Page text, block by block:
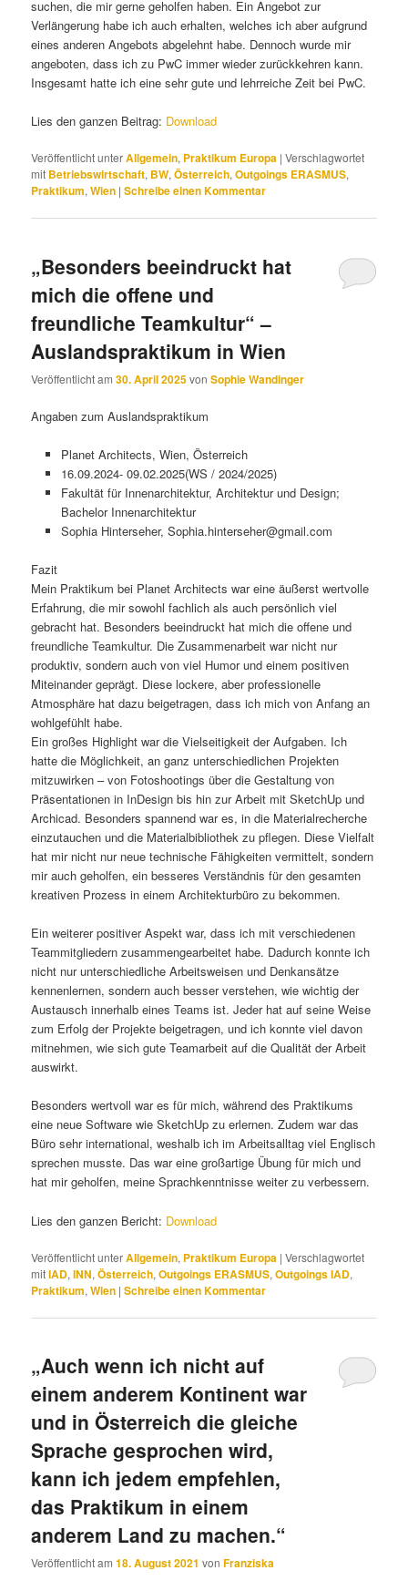
suchen, die mir gerne geholfen haben. Ein Angebot zur
Verlängerung habe ich auch erhalten, welches ich aber aufgrund
eines anderen Angebots abgelehnt habe. Dennoch wurde mir
angeboten, dass ich zu PwC immer wieder zurückkehren kann.
Insgesamt hatte ich eine sehr gute und lehrreiche Zeit bei PwC.
Lies den ganzen Beitrag: Download
Veröffentlicht unterAllgemein, Praktikum Europa |Verschlagwortet
mit Betriebswirtschaft, BW,Österreich,Outgoings ERASMUS,
Praktikum,Wien |Schreibe einen Kommentar
„Besonders beeindruckt hat
mich die offene und
freundliche Teamkultur“ –
Auslandspraktikum in Wien
Veröffentlicht am30. April 2025vonSophie Wandinger
Angaben zum Auslandspraktikum
Planet Architects, Wien, Österreich
16.09.2024- 09.02.2025(WS / 2024/2025)
Fakultät für Innenarchitektur, Architektur und Design;
Bachelor Innenarchitektur
Sophia Hinterseher, Sophia.hinterseher@gmail.com
Fazit
Mein Praktikum bei Planet Architects war eine äußerst wertvolle
Erfahrung, die mir sowohl fachlich als auch persönlich viel
gebracht hat. Besonders beeindruckt hat mich die offene und
freundliche Teamkultur. Die Zusammenarbeit war nicht nur
produktiv, sondern auch von viel Humor und einem positiven
Miteinander geprägt. Diese lockere, aber professionelle
Atmosphäre hat dazu beigetragen, dass ich mich von Anfang an
wohlgefühlt habe.
Ein großes Highlight war die Vielseitigkeit der Aufgaben. Ich
hatte die Möglichkeit, an ganz unterschiedlichen Projekten
mitzuwirken – von Fotoshootings über die Gestaltung von
Präsentationen in InDesign bis hin zur Arbeit mit SketchUp und
Archicad. Besonders spannend war es, in die Materialrecherche
einzutauchen und die Materialbibliothek zu pflegen. Diese Vielfalt
hat mir nicht nur neue technische Fähigkeiten vermittelt, sondern
mir auch geholfen, ein besseres Verständnis für den gesamten
kreativen Prozess in einem Architekturbüro zu bekommen.
Ein weiterer positiver Aspekt war, dass ich mit verschiedenen
Teammitgliedern zusammengearbeitet habe. Dadurch konnte ich
nicht nur unterschiedliche Arbeitsweisen und Denkansätze
kennenlernen, sondern auch besser verstehen, wie wichtig der
Austausch innerhalb eines Teams ist. Jeder hat auf seine Weise
zum Erfolg der Projekte beigetragen, und ich konnte viel davon
mitnehmen, wie sich gute Teamarbeit auf die Qualität der Arbeit
auswirkt.
Besonders wertvoll war es für mich, während des Praktikums
eine neue Software wie SketchUp zu erlernen. Zudem war das
Büro sehr international, weshalb ich im Arbeitsalltag viel Englisch
sprechen musste. Das war eine großartige Übung für mich und
hat mir geholfen, meine Sprachkenntnisse weiter zu verbessern.
Lies den ganzen Bericht: Download
Veröffentlicht unterAllgemein, Praktikum Europa |Verschlagwortet
mitIAD,INN,Österreich,Outgoings ERASMUS,Outgoings IAD,
Praktikum,Wien |Schreibe einen Kommentar
„Auch wenn ich nicht auf
einem anderem Kontinent war
und in Österreich die gleiche
Sprache gesprochen wird,
kann ich jedem empfehlen,
das Praktikum in einem
anderem Land zu machen.“
Veröffentlicht am18. August 2021 vonFranziska